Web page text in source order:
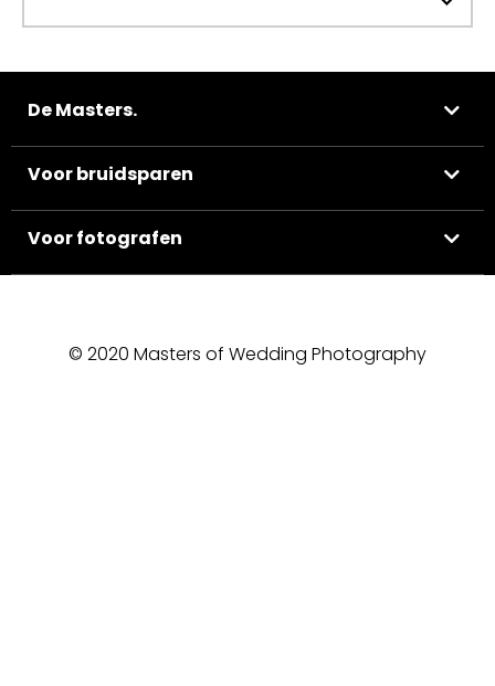
De Masters.
Voor bruidsparen
Voor fotografen
© 2020 Masters of Wedding Photography